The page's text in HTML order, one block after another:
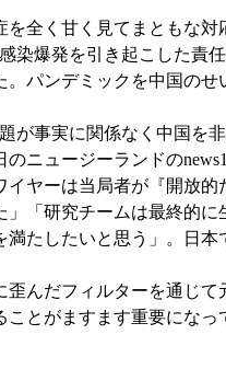
全く甘く見てまともな
爆発を引き起こした責
パンデミックを中国のせ
事実に関係なく中国を
ニュージーランドの
ヤーは当局者が『開放
「研究チームは最終的
たしたいと思う」。日
んだフィルターを通じ
とがますます重要になっ